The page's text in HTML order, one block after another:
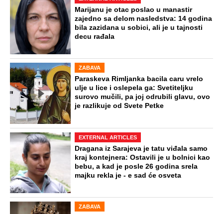
Marijanu je otac poslao u manastir
zajedno sa delom nasledstva: 14 godina
bila zazidana u sobici, ali je u tajnosti
decu rađala
ZABAVA
Paraskeva Rimljanka bacila caru vrelo
ulje u lice i oslepela ga: Svetiteljku
surovo mučili, pa joj odrubili glavu, ovo
je razlikuje od Svete Petke
EXTERNAL ARTICLES
Dragana iz Sarajeva je tatu viđala samo
kraj kontejnera: Ostavili je u bolnici kao
bebu, a kad je posle 26 godina srela
majku rekla je - e sad će osveta
ZABAVA